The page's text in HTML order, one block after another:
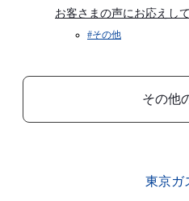
お客さまの声にお応えし
#その他
その他
東京ガ